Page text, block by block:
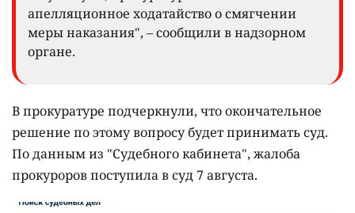
апелляционное ходатайство о смягчении
меры наказания", – сообщили в надзорном
органе.
В прокуратуре подчеркнули, что окончательное
решение по этому вопросу будет принимать суд.
По данным из "Судебного кабинета", жалоба
прокуроров поступила в суд 7 августа.